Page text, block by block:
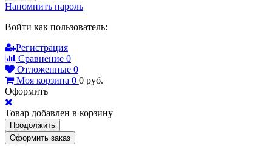
Напомнить пароль
Войти как пользователь:
Регистрация
Сравнение 0
Отложенные 0
Моя корзина 0 0 руб.
Оформить
Товар добавлен в корзину
Продолжить
Оформить заказ